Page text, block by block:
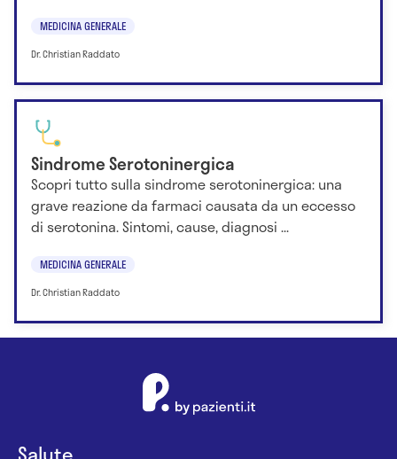
MEDICINA GENERALE
Dr. Christian Raddato
Sindrome Serotoninergica
Scopri tutto sulla sindrome serotoninergica: una
grave reazione da farmaci causata da un eccesso
di serotonina. Sintomi, cause, diagnosi ...
MEDICINA GENERALE
Dr. Christian Raddato